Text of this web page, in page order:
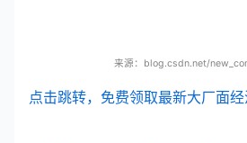
来源：blog.csdn.net/
点击跳转，免费领取最新大厂面